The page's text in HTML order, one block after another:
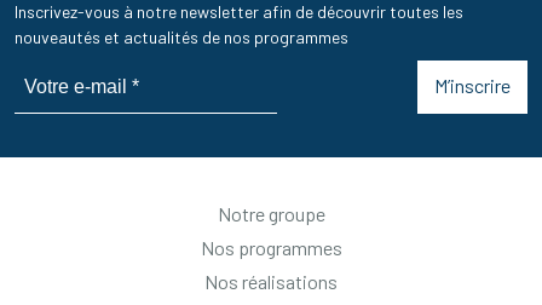
Inscrivez-vous à notre newsletter afin de découvrir toutes les
nouveautés et actualités de nos programmes
M’inscrire
Notre groupe
Nos programmes
Nos réalisations